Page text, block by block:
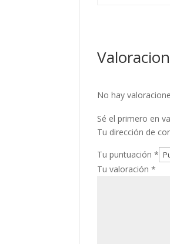
No hay
Sé el primero en
Tu dirección de
Tu puntuación*
Tu valoración*